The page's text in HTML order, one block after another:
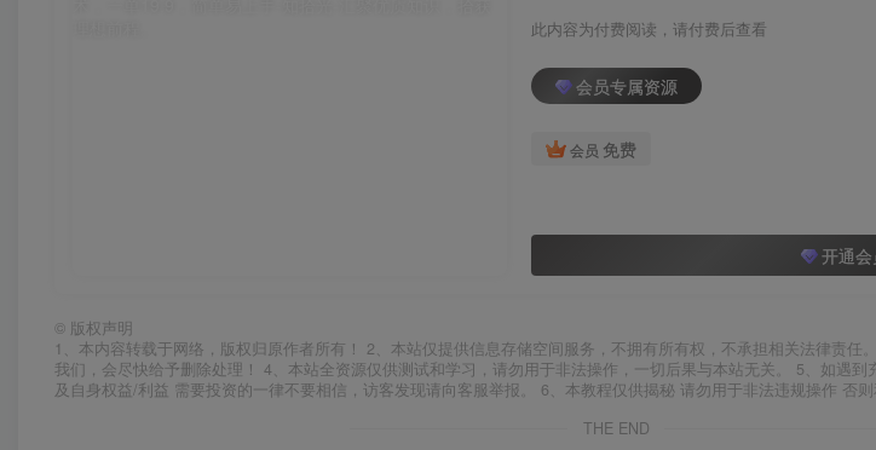
此内容为付费阅读，请付费后查看
会员专属资源
会员 免费
开通会
© 版权声明
1、本内容转载于网络，版权归原作者所有！ 2、本站仅提供信息存储空间服务，不拥有所有权，不承担相关法律责任
我们，会尽快给予删除处理！ 4、本站全资源仅供测试和学习，请勿用于非法操作，一切后果与本站无关。 5、如遇
及自身权益/利益 需要投资的一律不要相信，访客发现请向客服举报。 6、本教程仅供揭秘 请勿用于非法违规操作 否
THE END